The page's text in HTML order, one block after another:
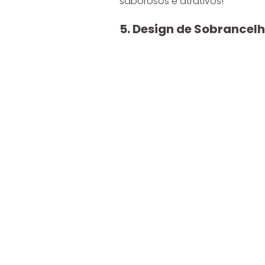
5. Design de